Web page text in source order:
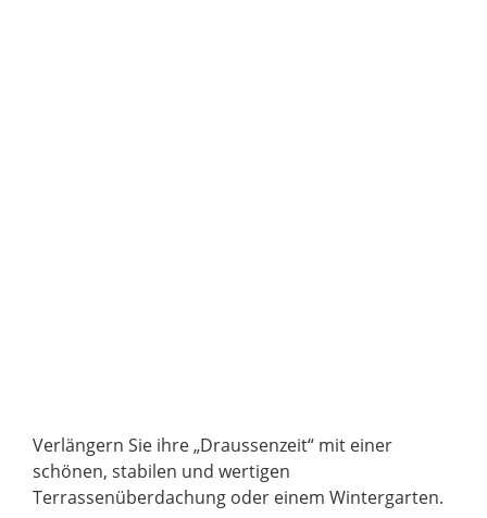
Verlängern Sie ihre „Draussenzeit“ mit einer
schönen, stabilen und wertigen
Terrassenüberdachung oder einem Wintergarten.